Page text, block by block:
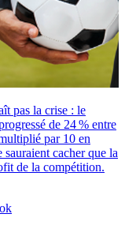
pas la crise : le
de 24 % entre
par 10 en
cacher que la
de la compétition.